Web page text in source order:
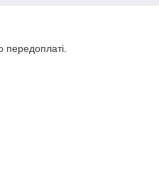
передоплаті.